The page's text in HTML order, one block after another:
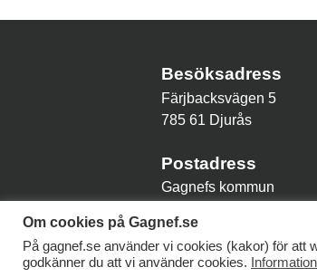
Besöksadress
Färjbacksvägen 5
785 61 Djurås
Postadress
Gagnefs kommun
Om cookies på Gagnef.se
På gagnef.se använder vi cookies (kakor) för att
godkänner du att vi använder cookies.